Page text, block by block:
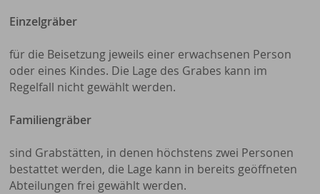
Einzelgräber
für die Beisetzung jeweils einer erwachsenen Person
oder eines Kindes. Die Lage des Grabes kann im
Regelfall nicht gewählt werden.
Familiengräber
sind Grabstätten, in denen höchstens zwei Personen
bestattet werden, die Lage kann in bereits geöffneten
Abteilungen frei gewählt werden.